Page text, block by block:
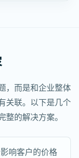
，而是和企业整体
关联。以下是几个
的解决方案。
响客户的价格